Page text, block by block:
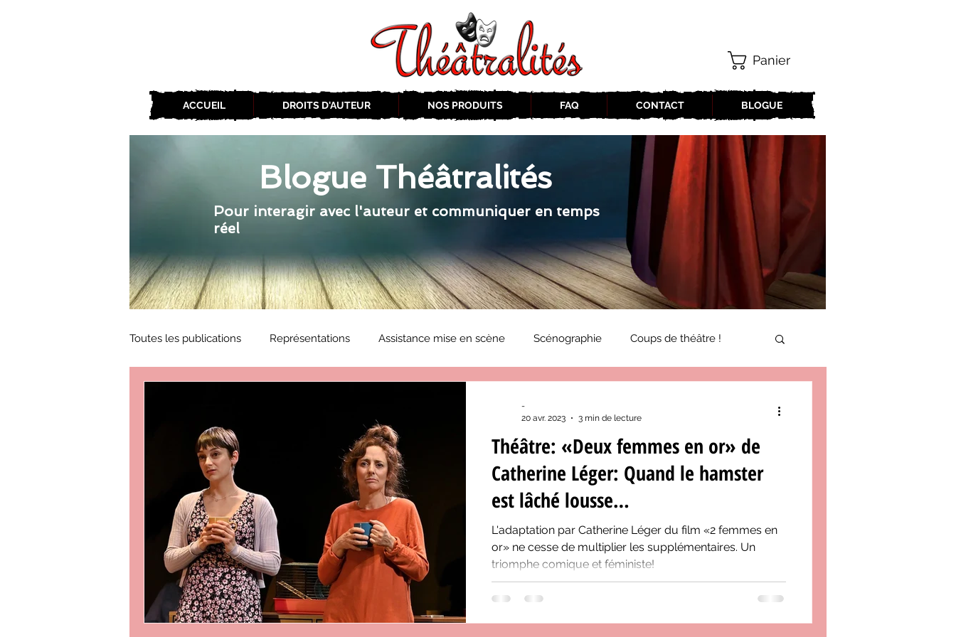
ACCUEIL DROITS D'AUTEUR NOS PRODUITS FAQ CONTACT BLOGUE
Panier
Blogue Théâtralités
Pour interagir avec l'auteur et communiquer en temps
réel
Toutes les publications Représentations Assistance mise en scène Scénographie Coups de théâtre !
ZoneCulture 2018-2019 ZoneCulture 2020-2021 Journal «BIENVENUE À BORD!» ZoneCulture 2021-2022
ZoneCulture 2022-2023 ZoneCulture 2023-2024 ZoneCulture 2024-2025 ZoneCulture 2025-2026
critique théâtre Rhinocéros ZoneCulture 2026-2027
Théâtre: «Deux femmes en or» de
Catherine Léger: Quand le hamster
est lâché lousse…
L'adaptation par Catherine Léger du film «2 femmes en
or» ne cesse de multiplier les supplémentaires. Un
triomphe comique et féministe!
-
20 avr. 2023
3 min de lecture